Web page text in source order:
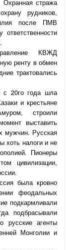
стража
рудников,
после ПМВ
КВЖД
ренту в обмен
трактовались
с 20го года шла
и крестьяне
строили
выставить
мужчин. Русская
хоть налоги и не
Пионеры
цивилизации,
была кровно
феодальных
подкармливали
подбрасывали
русские агенты
Монголии и